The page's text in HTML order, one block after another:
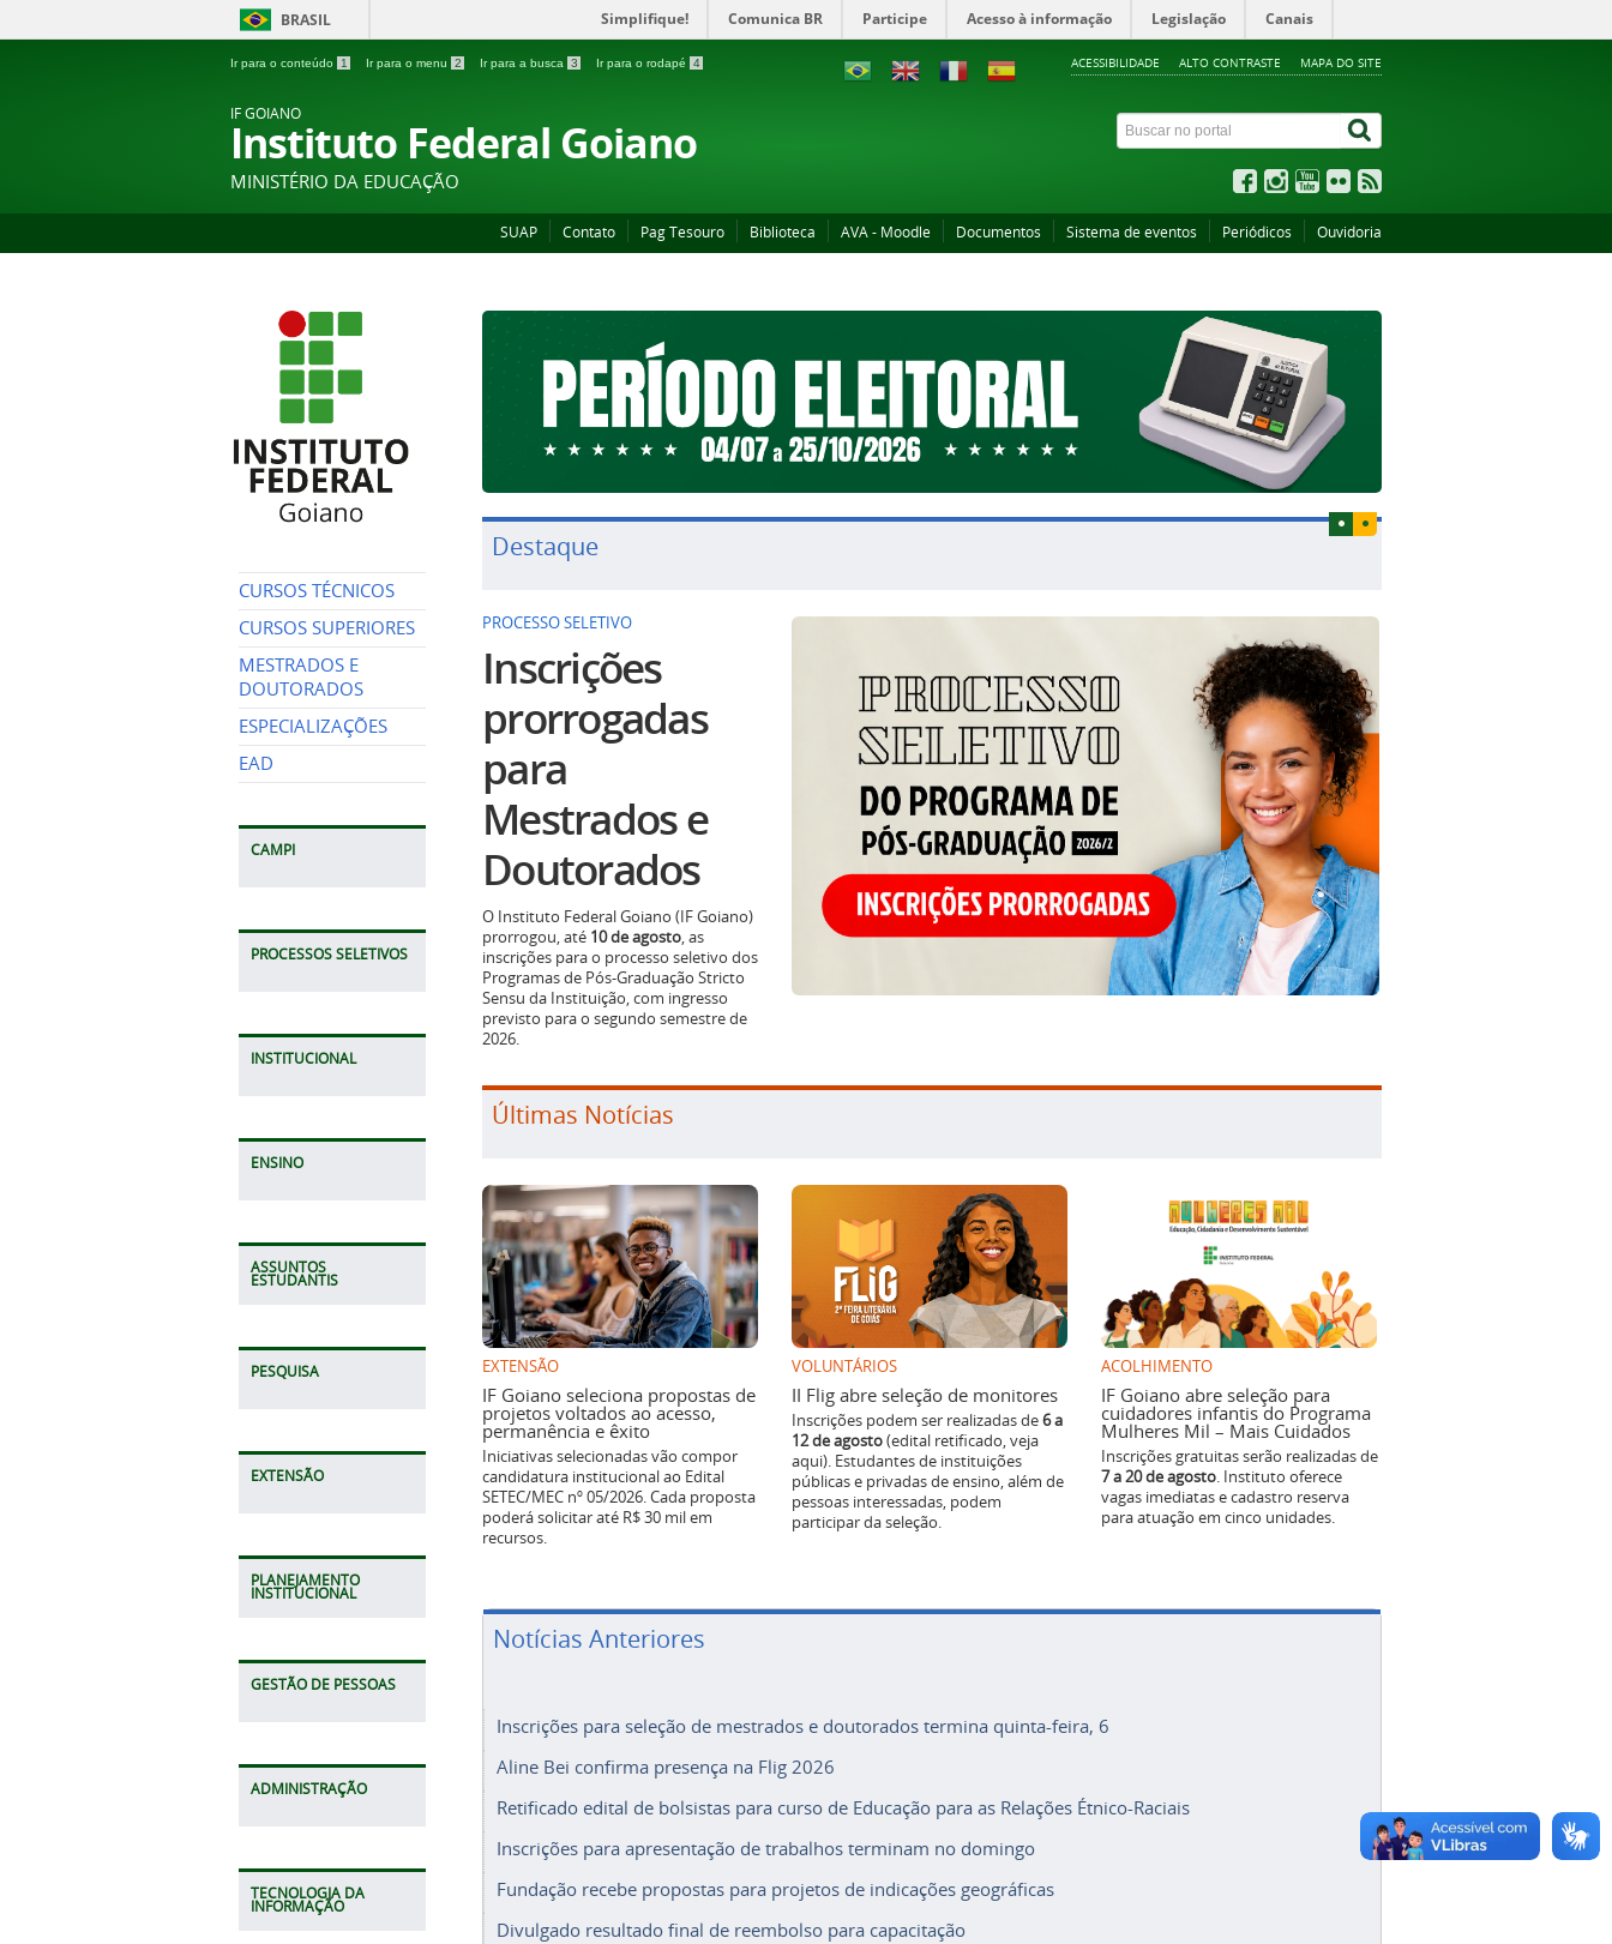
BRASIL Simplifique! Comunica BR Participe Acesso à informação Legislação Canais
Ir para o conteúdo 1 Ir para o menu 2 Ir para a busca 3 Ir para o rodapé 4 ACESSIBILIDADE ALTO CONTRASTE MAPA DO SITE
IF GOIANO
Instituto Federal Goiano
MINISTÉRIO DA EDUCAÇÃO
SUAP Contato Pag Tesouro Biblioteca AVA - Moodle Documentos Sistema de eventos Periódicos Ouvidoria
CURSOS TÉCNICOS
CURSOS SUPERIORES
MESTRADOS E
DOUTORADOS
ESPECIALIZAÇÕES
EAD
CAMPI
PROCESSOS SELETIVOS
INSTITUCIONAL
ENSINO
ASSUNTOS
ESTUDANTIS
PESQUISA
EXTENSÃO
PLANEJAMENTO
INSTITUCIONAL
GESTÃO DE PESSOAS
ADMINISTRAÇÃO
TECNOLOGIA DA
INFORMAÇÃO
Destaque
PROCESSO SELETIVO
Inscrições
prorrogadas
para
Mestrados e
Doutorados
O Instituto Federal Goiano (IF Goiano)
prorrogou, até 10 de agosto, as
inscrições para o processo seletivo dos
Programas de Pós-Graduação Stricto
Sensu da Instituição, com ingresso
previsto para o segundo semestre de
2026.
Últimas Notícias
EXTENSÃO
IF Goiano seleciona propostas de
projetos voltados ao acesso,
permanência e êxito
Iniciativas selecionadas vão compor
candidatura institucional ao Edital
SETEC/MEC nº 05/2026. Cada proposta
poderá solicitar até R$ 30 mil em
recursos.
VOLUNTÁRIOS
II Flig abre seleção de monitores
Inscrições podem ser realizadas de6 a
12 de agosto(edital retificado, veja
aqui). Estudantes de instituições
públicas e privadas de ensino, além de
pessoas interessadas, podem
participar da seleção.
ACOLHIMENTO
IF Goiano abre seleção para
cuidadores infantis do Programa
Mulheres Mil – Mais Cuidados
Inscrições gratuitas serão realizadas de
7 a 20 de agosto. Instituto oferece
vagas imediatas e cadastro reserva
para atuação em cinco unidades.
Notícias Anteriores
Inscrições para seleção de mestrados e doutorados termina quinta-feira, 6
Aline Bei confirma presença na Flig 2026
Retificado edital de bolsistas para curso de Educação para as Relações Étnico-Raciais
Inscrições para apresentação de trabalhos terminam no domingo
Fundação recebe propostas para projetos de indicações geográficas
Divulgado resultado final de reembolso para capacitação